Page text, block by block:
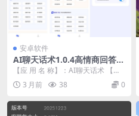
安卓软件
AI聊天话术1.0.4高情商回答～
恋爱键盘
【应 用 名 称】：AI聊天话术 【应
用 版 本】：1.0.4 【应 用 大 ...
3 月前 38 0